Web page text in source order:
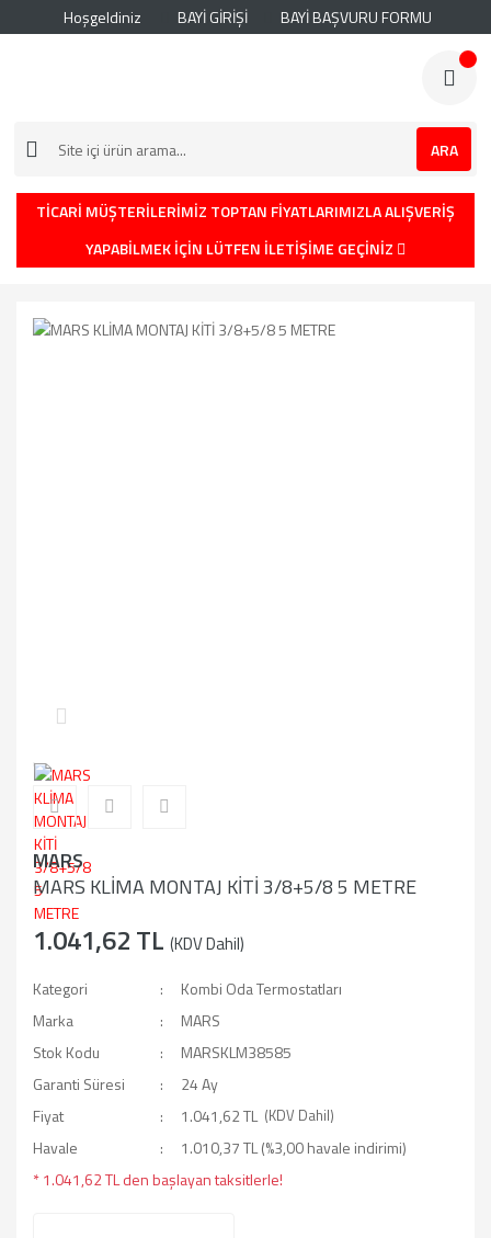
Hoşgeldiniz BAYİ GİRİŞİ BAYİ BAŞVURU FORMU
ARA
TİCARİ MÜŞTERİLERİMİZ TOPTAN FİYATLARIMIZLA ALIŞVERİŞ
YAPABİLMEK İÇİN LÜTFEN İLETİŞİME GEÇİNİZ
MARS
MARS KLİMA MONTAJ KİTİ 3/8+5/8 5 METRE
1.041,62 TL (KDV Dahil)
Kategori
Kombi Oda Termostatları
Marka
MARS
Stok Kodu
MARSKLM38585
Garanti Süresi
24 Ay
Fiyat
1.041,62 TL (KDV Dahil)
Havale
1.010,37 TL (%3,00 havale indirimi)
* 1.041,62 TL den başlayan taksitlerle!